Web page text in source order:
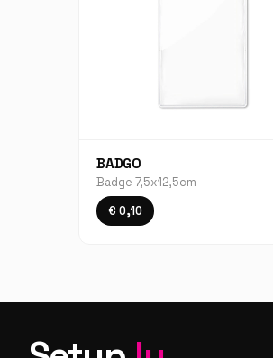
BADGO
Badge 7,5x12,5cm
€ 0,10